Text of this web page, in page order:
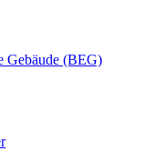
Gebäude (BEG)